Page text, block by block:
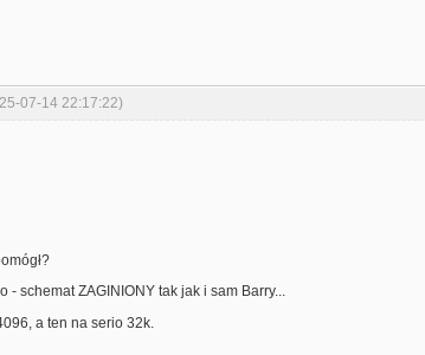
07-14 22:17:22)
- schemat ZAGINIONY tak jak i sam Barry...
a ten na serio 32k.